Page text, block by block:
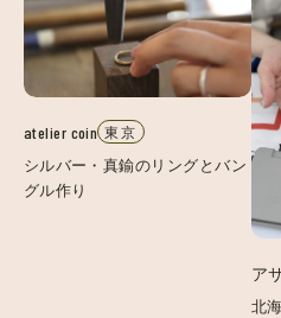
atelier coin 東京
シルバー・真鍮のリングとバン
グル作り
ア
北